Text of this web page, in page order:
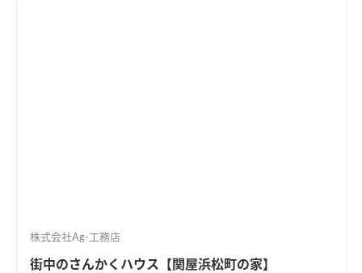
株式会社Ag-工務店
街中のさんかくハウス【関屋浜松町の家】